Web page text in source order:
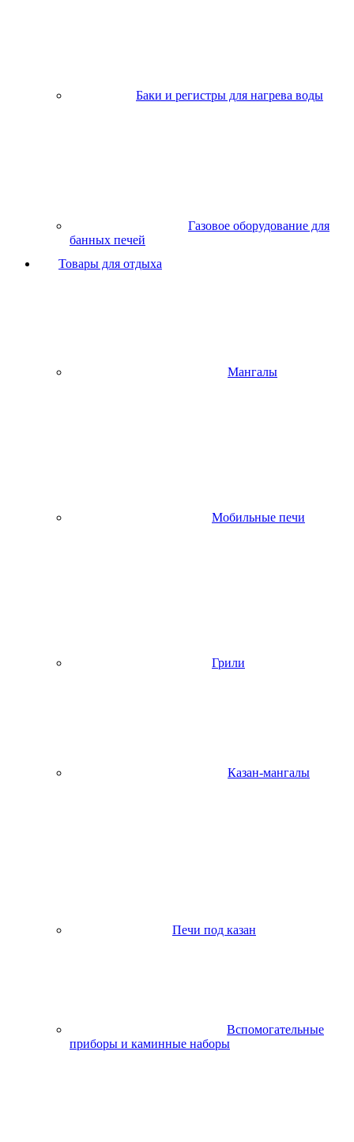
Баки и регистры для нагрева воды
Газовое оборудование для
банных печей
Товары для отдыха
Мангалы
Мобильные печи
Грили
Казан-мангалы
Печи под казан
Вспомогательные
приборы и каминные наборы